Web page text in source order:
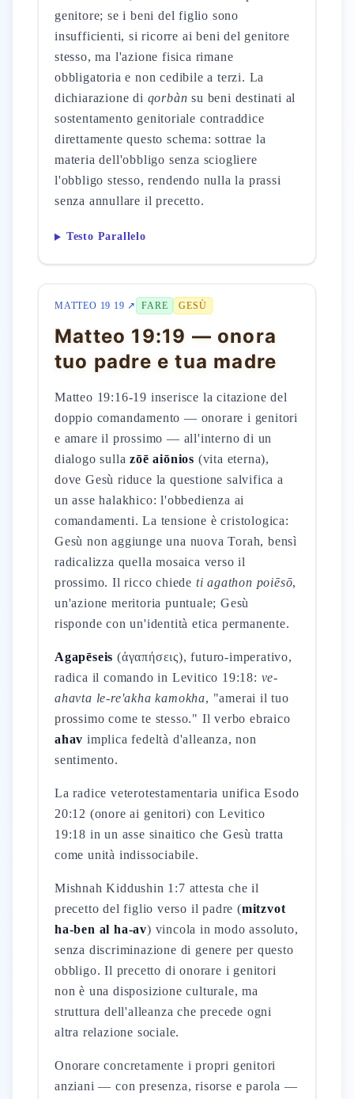
genitore; se i beni del figlio sono
insufficienti, si ricorre ai beni del genitore
stesso, ma l'azione fisica rimane
obbligatoria e non cedibile a terzi. La
dichiarazione di qorbàn su beni destinati al
sostentamento genitoriale contraddice
direttamente questo schema: sottrae la
materia dell'obbligo senza sciogliere
l'obbligo stesso, rendendo nulla la prassi
senza annullare il precetto.
Testo Parallelo
MATTEO 19 19 ↗ FARE GESÙ
Matteo 19:19 — onora
tuo padre e tua madre
Matteo 19:16-19 inserisce la citazione del
doppio comandamento — onorare i genitori
e amare il prossimo — all'interno di un
dialogo sullazōē aiōnios (vita eterna),
dove Gesù riduce la questione salvifica a
un asse halakhico: l'obbedienza ai
comandamenti. La tensione è cristologica:
Gesù non aggiunge una nuova Torah, bensì
radicalizza quella mosaica verso il
prossimo. Il ricco chiede ti agathon poiēsō,
un'azione meritoria puntuale; Gesù
risponde con un'identità etica permanente.
Agapēseis (ἀγαπήσεις), futuro-imperativo,
radica il comando in Levitico 19:18: ve-
ahavta le-re'akha kamokha, "amerai il tuo
prossimo come te stesso." Il verbo ebraico
ahav implica fedeltà d'alleanza, non
sentimento.
La radice veterotestamentaria unifica Esodo
20:12 (onore ai genitori) con Levitico
19:18 in un asse sinaitico che Gesù tratta
come unità indissociabile.
Mishnah Kiddushin 1:7 attesta che il
precetto del figlio verso il padre (mitzvot
ha-ben al ha-av) vincola in modo assoluto,
senza discriminazione di genere per questo
obbligo. Il precetto di onorare i genitori
non è una disposizione culturale, ma
struttura dell'alleanza che precede ogni
altra relazione sociale.
Onorare concretamente i propri genitori
anziani — con presenza, risorse e parola —